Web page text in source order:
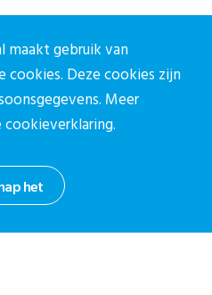
het
maakt gebruik van
cookies. Deze cookies zijn
Meer
cookieverklaring.